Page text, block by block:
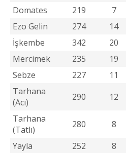
Domates
219 7
Ezo Gelin
274 14
İşkembe
342 20
Mercimek
235 19
Sebze
227 11
Tarhana
(Acı)
290 12
Tarhana
(Tatlı)
280 8
Yayla
252 8